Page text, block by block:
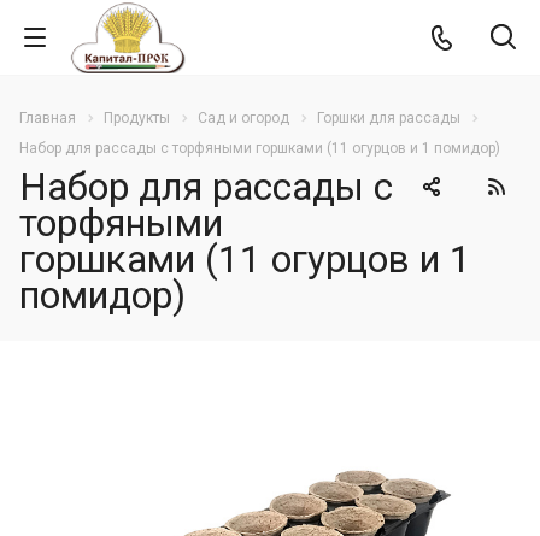
Главная Продукты Сад и огород
Горшки для рассады
Набор для рассады с торфяными горшками (11 огурцов и 1 помидор)
Набор для рассады с
торфяными
горшками (11 огурцов и 1
помидор)